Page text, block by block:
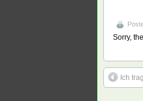
Sorry,
Ich